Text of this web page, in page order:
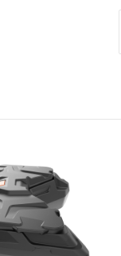
DO
KOŠÍKU